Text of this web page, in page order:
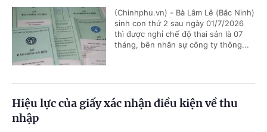
(Chinhphu.vn) - Bà Lâm Lê (Bắc Ninh)
sinh con thứ 2 sau ngày 01/7/2026
thì được nghỉ chế độ thai sản là 07
tháng, bên nhân sự công ty thông...
Hiệu lực của giấy xác nhận điều kiện về thu
nhập